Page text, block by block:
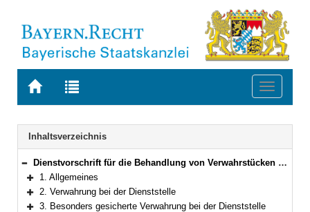
Zur
BAYERN.RECHT
Zur
letzten
Suche
Toggle
Navigation
Inhaltsverzeichnis
Bereich reduzieren
Dienstvorschrift für die Behandlung von Verwahrstücken bei staatlichen Polizeidienststellen
Bereich erweitern
1. Allgemeines
Bereich erweitern
2. Verwahrung bei der Dienststelle
3. Besonders gesicherte Verwahrung bei der Dienststelle